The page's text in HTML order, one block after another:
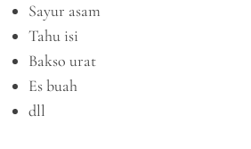
Sayur asam
Tahu isi
Bakso urat
Es buah
dll